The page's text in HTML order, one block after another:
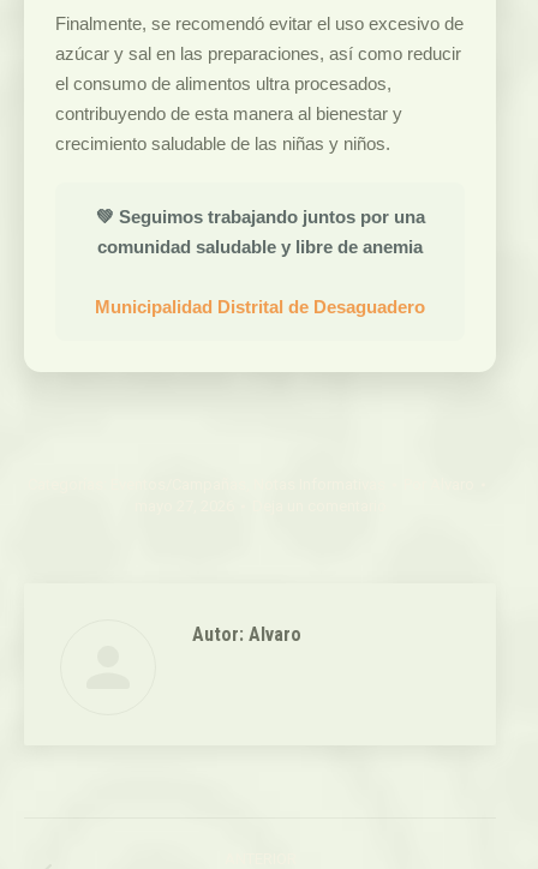
Finalmente, se recomendó evitar el uso excesivo de
azúcar y sal en las preparaciones, así como reducir
el consumo de alimentos ultra procesados,
contribuyendo de esta manera al bienestar y
crecimiento saludable de las niñas y niños.
💚 Seguimos trabajando juntos por una
comunidad saludable y libre de anemia
Municipalidad Distrital de Desaguadero
Autor: Alvaro